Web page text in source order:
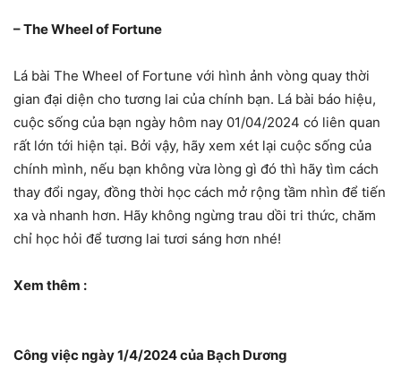
– The Wheel of Fortune
Lá bài The Wheel of Fortune với hình ảnh vòng quay thời
gian đại diện cho tương lai của chính bạn. Lá bài báo hiệu,
cuộc sống của bạn ngày hôm nay 01/04/2024 có liên quan
rất lớn tới hiện tại. Bởi vậy, hãy xem xét lại cuộc sống của
chính mình, nếu bạn không vừa lòng gì đó thì hãy tìm cách
thay đổi ngay, đồng thời học cách mở rộng tầm nhìn để tiến
xa và nhanh hơn. Hãy không ngừng trau dồi tri thức, chăm
chỉ học hỏi để tương lai tươi sáng hơn nhé!
Xem thêm :
Công việc ngày 1/4/2024 của Bạch Dương